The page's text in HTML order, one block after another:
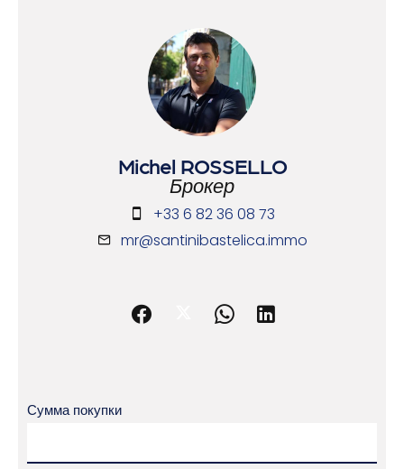
Michel ROSSELLO
Брокер
+33 6 82 36 08 73
mr@santinibastelica.immo
Сумма покупки